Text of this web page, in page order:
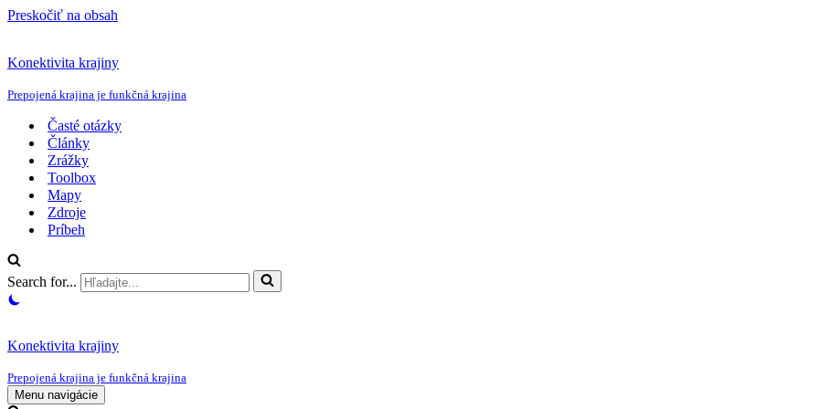
Preskočiť na obsah
Konektivita krajiny
Prepojená krajina je funkčná krajina
Časté otázky
Články
Zrážky
Toolbox
Mapy
Zdroje
Príbeh
Search for...
Konektivita krajiny
Prepojená krajina je funkčná krajina
Menu navigácie